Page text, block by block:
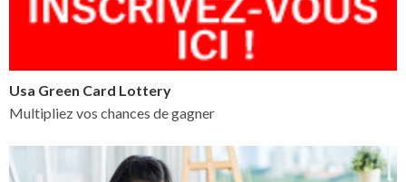
Usa Green Card Lottery
Multipliez vos chances de gagner